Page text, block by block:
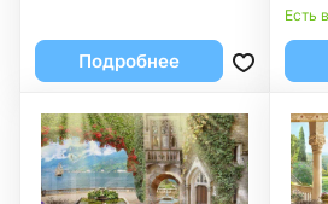
Подробнее
Есть